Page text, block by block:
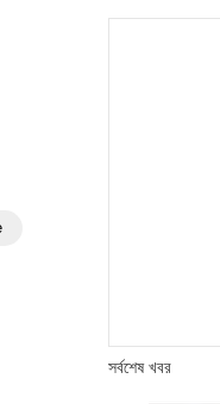
সর্বশেষ খবর